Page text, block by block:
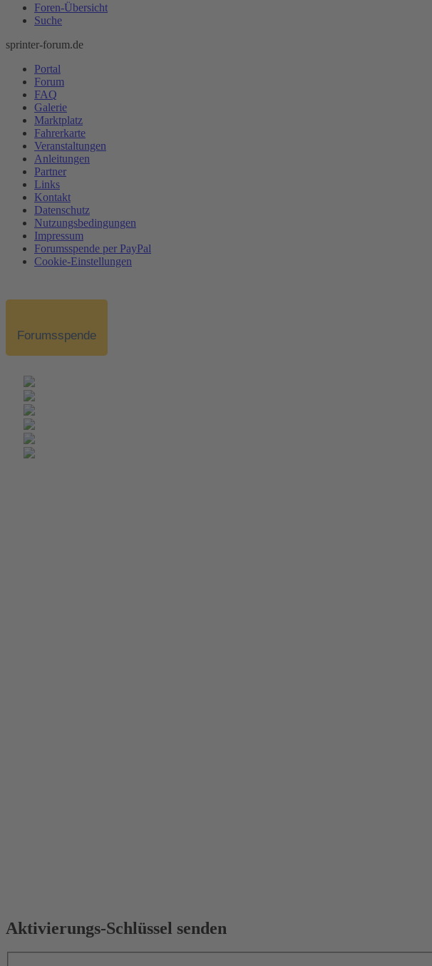
Foren-Übersicht
Suche
sprinter-forum.de
Portal
Forum
FAQ
Galerie
Marktplatz
Fahrerkarte
Veranstaltungen
Anleitungen
Partner
Links
Kontakt
Datenschutz
Nutzungsbedingungen
Impressum
Forumsspende per PayPal
Cookie-Einstellungen
Forumsspende
Aktivierungs-Schlüssel senden